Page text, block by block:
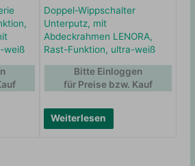
weiß
Doppel-Wippschalter
Unterputz, mit
Abdeckrahmen LENORA,
Rast-Funktion, ultra-weiß
Weiterlesen
Bitte Einloggen
für Preise bzw. Kauf